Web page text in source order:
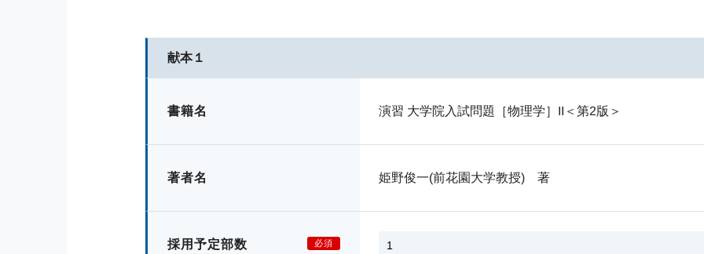
献本１
書籍名 演習 大学院入試問題［物理学］II＜第2版＞
著者名 姫野俊一(前花園大学教授) 著
採用予定部数 必須